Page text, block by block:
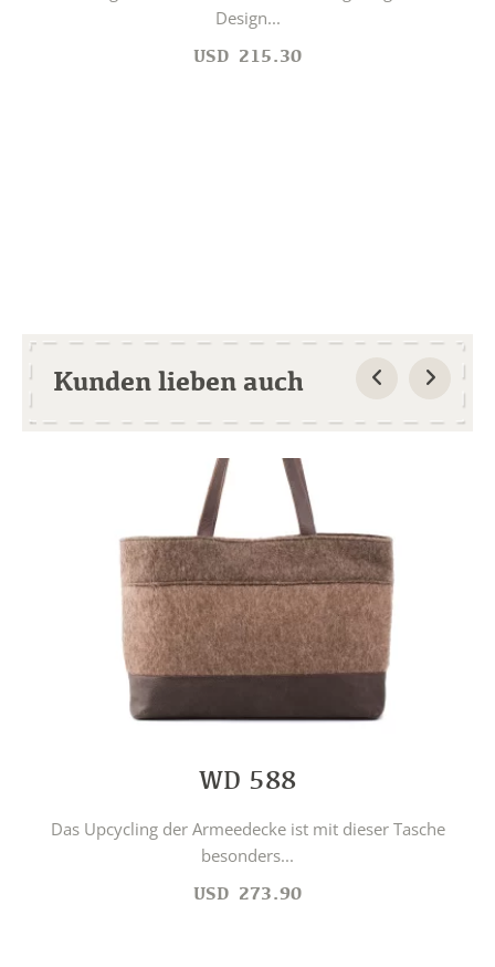
Design...
USD 215.30
Kunden lieben auch
WD 588
Das Upcycling der Armeedecke ist mit dieser Tasche
besonders...
USD 273.90